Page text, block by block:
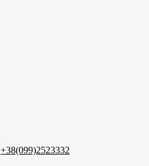
+38(099)2523332